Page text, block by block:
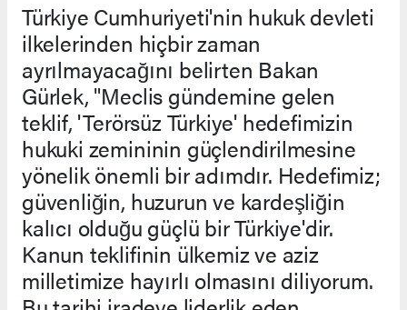
Türkiye Cumhuriyeti'nin hukuk devleti
ilkelerinden hiçbir zaman
ayrılmayacağını belirten Bakan
Gürlek, "Meclis gündemine gelen
teklif, 'Terörsüz Türkiye' hedefimizin
hukuki zemininin güçlendirilmesine
yönelik önemli bir adımdır. Hedefimiz;
güvenliğin, huzurun ve kardeşliğin
kalıcı olduğu güçlü bir Türkiye'dir.
Kanun teklifinin ülkemiz ve aziz
milletimize hayırlı olmasını diliyorum.